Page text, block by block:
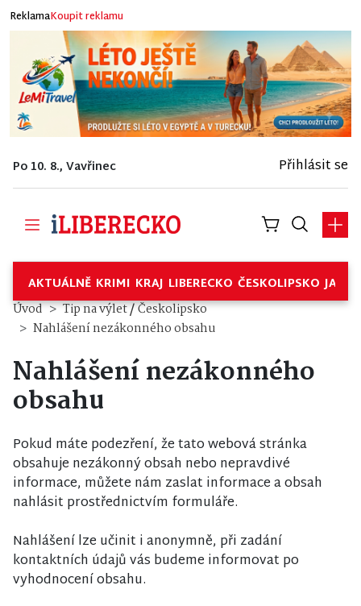
ReklamaKoupit reklamu
Po 10. 8., Vavřinec Přihlásit se
AKTUÁLNĚ KRIMI KRAJ LIBERECKO ČESKOLIPSKO
Úvod Tip na výlet/Českolipsko
Nahlášení nezákonného obsahu
Nahlášení nezákonného
obsahu
Pokud máte podezření, že tato webová stránka
obsahuje nezákonný obsah nebo nepravdivé
informace, můžete nám zaslat informace a obsah
nahlásit prostřednictvím formuláře.
Nahlášení lze učinit i anonymně, při zadání
kontaktních údajů vás budeme informovat po
vyhodnocení obsahu.